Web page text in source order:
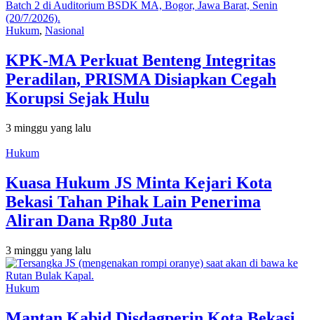
Hukum, Nasional
KPK-MA Perkuat Benteng Integritas
Peradilan, PRISMA Disiapkan Cegah
Korupsi Sejak Hulu
3 minggu yang lalu
Hukum
Kuasa Hukum JS Minta Kejari Kota
Bekasi Tahan Pihak Lain Penerima
Aliran Dana Rp80 Juta
3 minggu yang lalu
Hukum